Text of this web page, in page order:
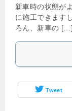
新車時の状態が
に施工できます
ろん、新車の […]
Tweet